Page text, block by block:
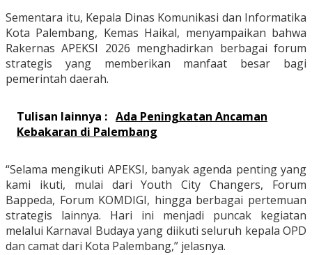
Sementara itu, Kepala Dinas Komunikasi dan Informatika
Kota Palembang, Kemas Haikal, menyampaikan bahwa
Rakernas APEKSI 2026 menghadirkan berbagai forum
strategis yang memberikan manfaat besar bagi
pemerintah daerah.
Tulisan lainnya : Ada Peningkatan Ancaman
Kebakaran di Palembang
“Selama mengikuti APEKSI, banyak agenda penting yang
kami ikuti, mulai dari Youth City Changers, Forum
Bappeda, Forum KOMDIGI, hingga berbagai pertemuan
strategis lainnya. Hari ini menjadi puncak kegiatan
melalui Karnaval Budaya yang diikuti seluruh kepala OPD
dan camat dari Kota Palembang,” jelasnya.